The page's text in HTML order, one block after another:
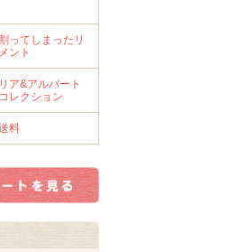
ってしまったリ
ント
ア&アルバート
レクション
料